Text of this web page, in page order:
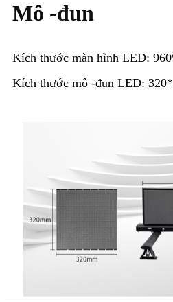
Mô -đun
Kích thước màn hình LED:
Kích thước mô -đun LED: